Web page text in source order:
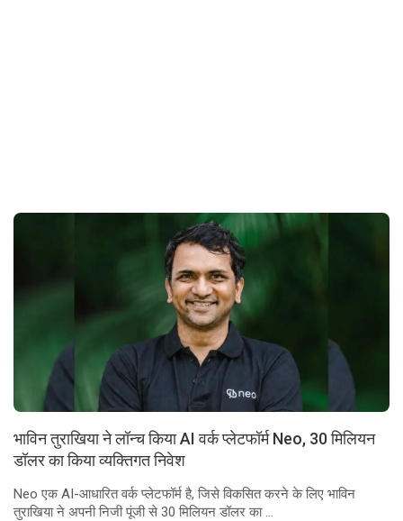
भाविन तुराखिया ने लॉन्च किया AI वर्क प्लेटफॉर्म Neo, 30 मिलियन
डॉलर का किया व्यक्तिगत निवेश
Neo एक AI-आधारित वर्क प्लेटफॉर्म है, जिसे विकसित करने के लिए भाविन
तुराखिया ने अपनी निजी पूंजी से 30 मिलियन डॉलर का ...